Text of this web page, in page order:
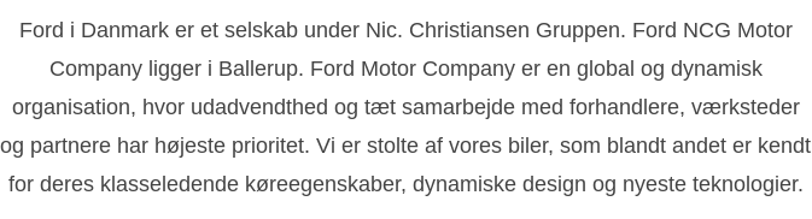
Ford i Danmark er et selskab under Nic. Christiansen Gruppen. Ford NCG Motor
Company ligger i Ballerup. Ford Motor Company er en global og dynamisk
organisation, hvor udadvendthed og tæt samarbejde med forhandlere, værksteder
og partnere har højeste prioritet. Vi er stolte af vores biler, som blandt andet er kendt
for deres klasseledende køreegenskaber, dynamiske design og nyeste teknologier.